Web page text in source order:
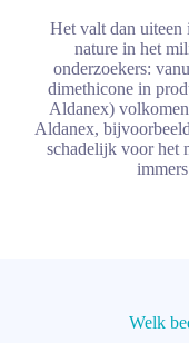
Het valt dan uiteen
nature in het
onderzoekers:
dimethicone in
Aldanex)
Aldanex,
schadelijk voor het
Welk